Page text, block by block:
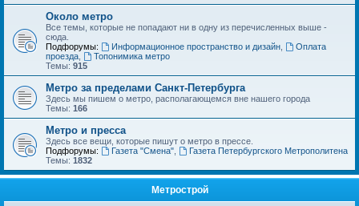
Около метро
Все темы, которые не попадают ни в одну из перечисленных выше -
сюда.
Подфорумы:
Информационное пространство и дизайн,
Оплата
проезда
Топонимика метро
Темы: 915
Метро за пределами Санкт-Петербурга
Здесь мы пишем о метро, располагающемся вне нашего города
Темы: 166
Метро и пресса
Здесь все вещи, которые пишут о метро в прессе.
Подфорумы:
Газета "Смена",
Газета Петербургского Метрополитена
Темы: 1832
Метрострой